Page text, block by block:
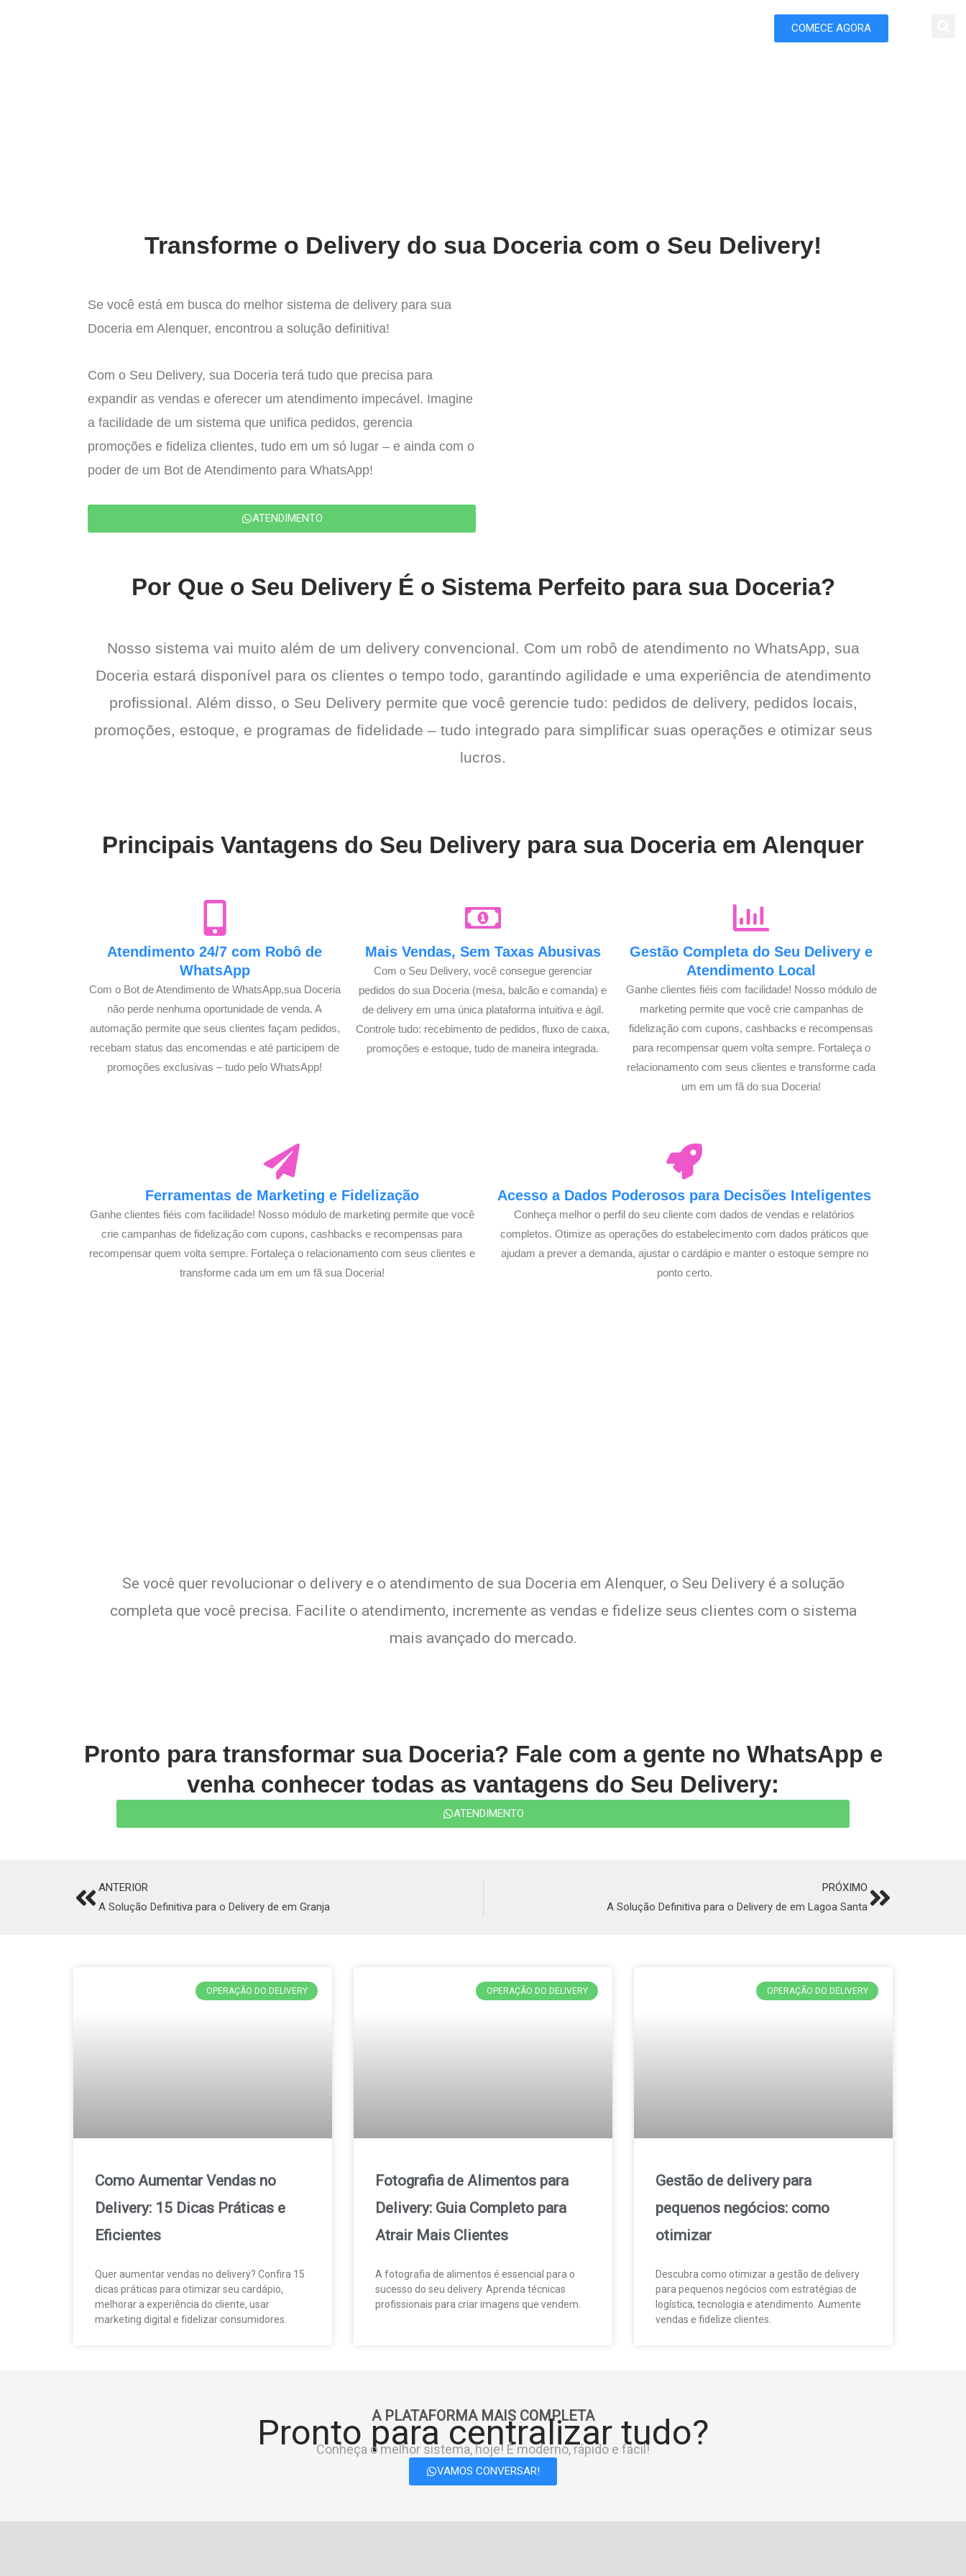
COMECE AGORA
Transforme o Delivery do sua Doceria com o Seu Delivery!
Se você está em busca do melhor sistema de delivery para sua
Doceria em Alenquer, encontrou a solução definitiva!
Com o Seu Delivery, sua Doceria terá tudo que precisa para
expandir as vendas e oferecer um atendimento impecável. Imagine
a facilidade de um sistema que unifica pedidos, gerencia
promoções e fideliza clientes, tudo em um só lugar – e ainda com o
poder de um Bot de Atendimento para WhatsApp!
ATENDIMENTO
Por Que o Seu Delivery É o Sistema Perfeito para sua Doceria?
Nosso sistema vai muito além de um delivery convencional. Com um robô de atendimento no WhatsApp, sua
Doceria estará disponível para os clientes o tempo todo, garantindo agilidade e uma experiência de atendimento
profissional. Além disso, o Seu Delivery permite que você gerencie tudo: pedidos de delivery, pedidos locais,
promoções, estoque, e programas de fidelidade – tudo integrado para simplificar suas operações e otimizar seus
lucros.
Principais Vantagens do Seu Delivery para sua Doceria em Alenquer
Atendimento 24/7 com Robô de
WhatsApp
Com o Bot de Atendimento de WhatsApp,sua Doceria
não perde nenhuma oportunidade de venda. A
automação permite que seus clientes façam pedidos,
recebam status das encomendas e até participem de
promoções exclusivas – tudo pelo WhatsApp!
Mais Vendas, Sem Taxas Abusivas
Com o Seu Delivery, você consegue gerenciar
pedidos do sua Doceria (mesa, balcão e comanda) e
de delivery em uma única plataforma intuitiva e ágil.
Controle tudo: recebimento de pedidos, fluxo de caixa,
promoções e estoque, tudo de maneira integrada.
Gestão Completa do Seu Delivery e
Atendimento Local
Ganhe clientes fiéis com facilidade! Nosso módulo de
marketing permite que você crie campanhas de
fidelização com cupons, cashbacks e recompensas
para recompensar quem volta sempre. Fortaleça o
relacionamento com seus clientes e transforme cada
um em um fã do sua Doceria!
Ferramentas de Marketing e Fidelização
Ganhe clientes fiéis com facilidade! Nosso módulo de marketing permite que você
crie campanhas de fidelização com cupons, cashbacks e recompensas para
recompensar quem volta sempre. Fortaleça o relacionamento com seus clientes e
transforme cada um em um fã sua Doceria!
Acesso a Dados Poderosos para Decisões Inteligentes
Conheça melhor o perfil do seu cliente com dados de vendas e relatórios
completos. Otimize as operações do estabelecimento com dados práticos que
ajudam a prever a demanda, ajustar o cardápio e manter o estoque sempre no
ponto certo.
Se você quer revolucionar o delivery e o atendimento de sua Doceria em Alenquer, o Seu Delivery é a solução
completa que você precisa. Facilite o atendimento, incremente as vendas e fidelize seus clientes com o sistema
mais avançado do mercado.
Pronto para transformar sua Doceria? Fale com a gente no WhatsApp e
venha conhecer todas as vantagens do Seu Delivery:
ATENDIMENTO
PrevANTERIOR
A Solução Definitiva para o Delivery de em Granja
PRÓXIMO
A Solução Definitiva para o Delivery de em Lagoa Santa Next
OPERAÇÃO DO DELIVERY
Como Aumentar Vendas no
Delivery: 15 Dicas Práticas e
Eficientes
Quer aumentar vendas no delivery? Confira 15
dicas práticas para otimizar seu cardápio,
melhorar a experiência do cliente, usar
marketing digital e fidelizar consumidores.
OPERAÇÃO DO DELIVERY
Fotografia de Alimentos para
Delivery: Guia Completo para
Atrair Mais Clientes
A fotografia de alimentos é essencial para o
sucesso do seu delivery. Aprenda técnicas
profissionais para criar imagens que vendem.
OPERAÇÃO DO DELIVERY
Gestão de delivery para
pequenos negócios: como
otimizar
Descubra como otimizar a gestão de delivery
para pequenos negócios com estratégias de
logística, tecnologia e atendimento. Aumente
vendas e fidelize clientes.
A PLATAFORMA MAIS COMPLETA
Pronto para centralizar tudo?
Conheça o melhor sistema, hoje! É moderno, rápido e fácil!
VAMOS CONVERSAR!